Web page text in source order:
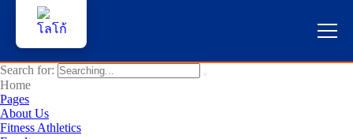
Search for:
Home
Pages
About Us
Fitness Athletics
หน้าแรก
ผู้สนใจสมัครเรียน